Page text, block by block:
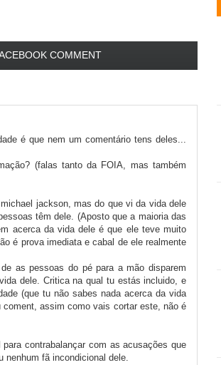
COMMENT
é que nem um comentário tens deles...
(falas tanto da FOIA, mas também
jackson, mas do que vi da vida dele
têm dele. (Aposto que a maioria das
acerca da vida dele é que ele teve muito
é prova imediata e cabal de ele realmente
as pessoas do pé para a mão disparem
dele. Critica na qual tu estás incluido, e
(que tu não sabes nada acerca da vida
assim como vais cortar este, não é
contrabalançar com as acusações que
fã incondicional dele.